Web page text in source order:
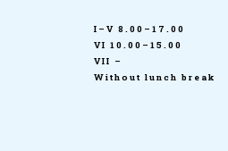
I–V 8.00–17.00
VI 10.00–15.00
VII –
Without lunch break